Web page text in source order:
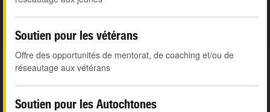
Soutien pour les vétérans
Offre des opportunités de mentorat, de coaching et/ou de
réseautage aux vétérans
Soutien pour les Autochtones